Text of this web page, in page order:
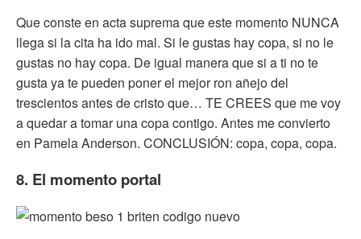
Que conste en acta suprema que este momento NUNCA
llega si la cita ha ido mal. Si le gustas hay copa, si no le
gustas no hay copa. De igual manera que si a ti no te
gusta ya te pueden poner el mejor ron añejo del
trescientos antes de cristo que… TE CREES que me voy
a quedar a tomar una copa contigo. Antes me convierto
en Pamela Anderson. CONCLUSIÓN: copa, copa, copa.
8. El momento portal